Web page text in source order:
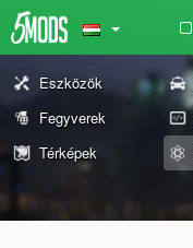
Eszközök
Fegyverek
Térképek